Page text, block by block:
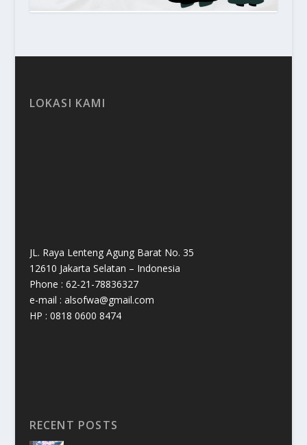
LOKASI KAMI
JL. Raya Lenteng Agung Barat No. 35
12610 Jakarta Selatan – Indonesia
Phone : 62-21-78836327
e-mail : alsofwa@gmail.com
HP : 0818 0600 8474
RECENT POSTS